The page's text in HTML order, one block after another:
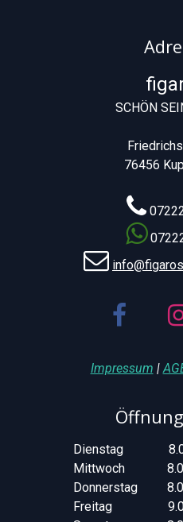
SCHÖN
76456
Impressum |
​Dienstag
​Mittwoch
​Donnerstag
​Freitag